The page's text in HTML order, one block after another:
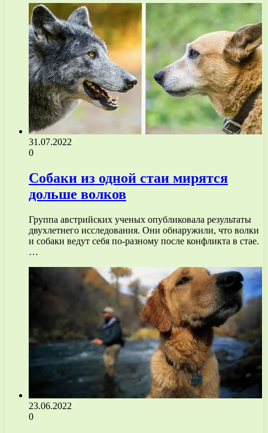
31.07.2022
0
Собаки из одной стаи мирятся
дольше волков
Группа австрийских ученых опубликовала результаты
двухлетнего исследования. Они обнаружили, что волки
и собаки ведут себя по-разному после конфликта в стае.
…
23.06.2022
0